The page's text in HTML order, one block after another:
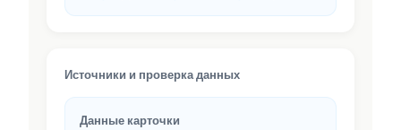
Источники и проверка данных
Данные карточки